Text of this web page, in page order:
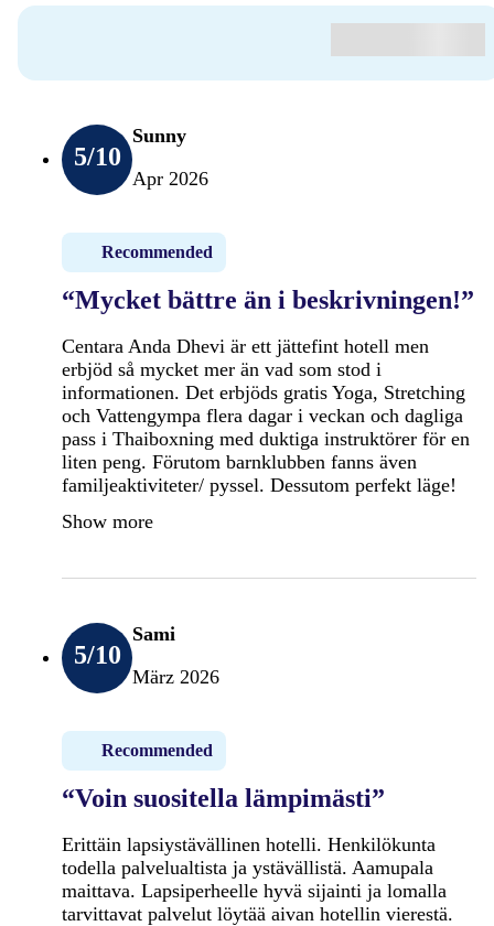
5/10
Sunny
Apr 2026
Recommended
“Mycket bättre än i beskrivningen!”
Centara Anda Dhevi är ett jättefint hotell men
erbjöd så mycket mer än vad som stod i
informationen. Det erbjöds gratis Yoga, Stretching
och Vattengympa flera dagar i veckan och dagliga
pass i Thaiboxning med duktiga instruktörer för en
liten peng. Förutom barnklubben fanns även
familjeaktiviteter/ pyssel. Dessutom perfekt läge!
Show more
5/10
Sami
März 2026
Recommended
“Voin suositella lämpimästi”
Erittäin lapsiystävällinen hotelli. Henkilökunta
todella palvelualtista ja ystävällistä. Aamupala
maittava. Lapsiperheelle hyvä sijainti ja lomalla
tarvittavat palvelut löytää aivan hotellin vierestä.